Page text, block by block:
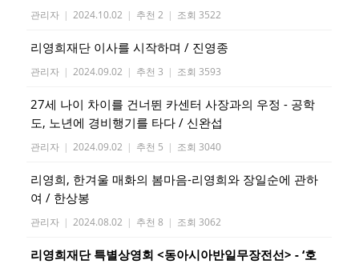
관리자 | 2024.10.02 | 추천 2 | 조회 3522
리영희재단 이사를 시작하며 / 진영종
관리자 | 2024.09.02 | 추천 3 | 조회 3593
27세 나이 차이를 건너뛴 카센터 사장과의 우정 - 공학
도, 노년에 경비행기를 타다 / 신완섭
관리자 | 2024.09.02 | 추천 5 | 조회 3040
리영희, 한겨울 매화의 봄마음-리영희와 장일순에 관하
여 / 한상봉
관리자 | 2024.08.02 | 추천 8 | 조회 3062
리영희재단 특별상영회 <동아시아반일무장전선> - ‘호